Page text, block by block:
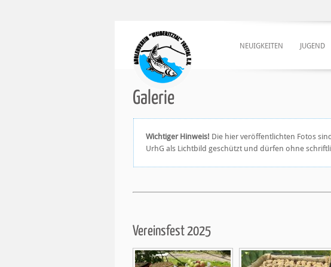
NEUIGKEITEN JUGEND
Galerie
Wichtiger Hinweis! Die hier veröffentlichten Fotos
UrhG als Lichtbild geschützt und dürfen ohne
Vereinsfest 2025